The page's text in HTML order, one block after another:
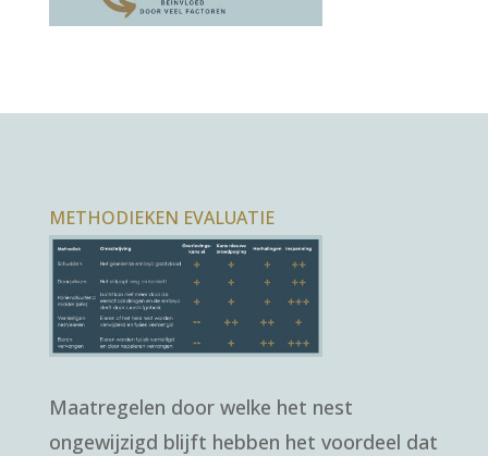
METHODIEKEN EVALUATIE
Maatregelen door welke het nest
ongewijzigd blijft hebben het voordeel dat